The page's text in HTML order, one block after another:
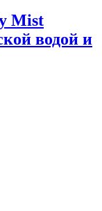
Mist
водой и